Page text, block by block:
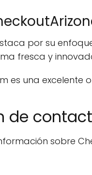
por su
fresca y
es una
de
sobre